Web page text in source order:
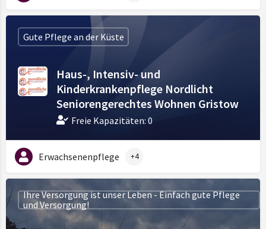
Haus-, Intensiv- und
Kinderkrankenpflege Nordlicht
Seniorengerechtes Wohnen Gristow
Freie Kapazitäten: 0
Gute Pflege an der Küste
Erwachsenenpflege +4
Ihre Versorgung ist unser Leben - Einfach gute Pflege
und Versorgung!